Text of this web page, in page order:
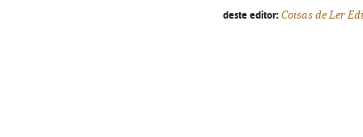
deste editor: Coisas de Ler